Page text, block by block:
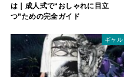
は｜成人式で“おしゃれに目立
つ”ための完全ガイド
ギャル